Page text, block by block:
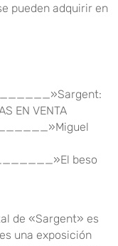
pueden adquirir en
EN VENTA
______»Miguel
beso
de «Sargent» es
una exposición